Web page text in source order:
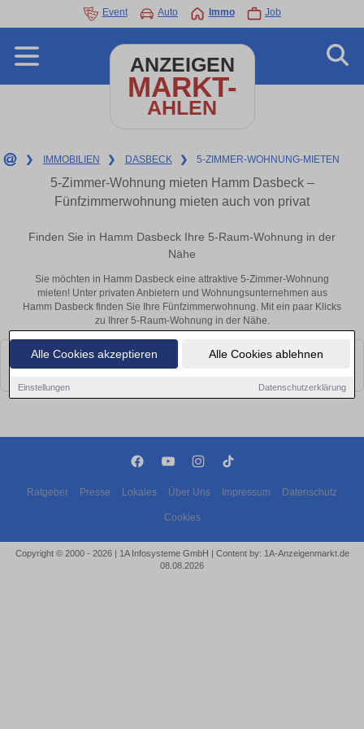
Alle Cookies akzeptieren Alle Cookies ablehnen
Einstellungen Datenschutzerklärung
Event Auto Immo Job
ANZEIGEN
MARKT-
AHLEN
❯ IMMOBILIEN ❯ DASBECK ❯ 5-ZIMMER-WOHNUNG-MIETEN
5-Zimmer-Wohnung mieten Hamm Dasbeck –
Fünfzimmerwohnung mieten auch von privat
Finden Sie in Hamm Dasbeck Ihre 5-Raum-Wohnung in der
Nähe
Sie möchten in Hamm Dasbeck eine attraktive 5-Zimmer-Wohnung
mieten! Unter privaten Anbietern und Wohnungsunternehmen aus
Hamm Dasbeck finden Sie Ihre Fünfzimmerwohnung. Mit ein paar Klicks
zu Ihrer 5-Raum-Wohnung in der Nähe.
Leider konnten wir derzeit keine passenden Objekte finden. Schauen Sie
bald wieder vorbei!
Ratgeber Presse Lokales Über Uns Impressum Datenschutz
Cookies
Copyright © 2000 - 2026 | 1A Infosysteme GmbH | Content by: 1A-Anzeigenmarkt.de
08.08.2026